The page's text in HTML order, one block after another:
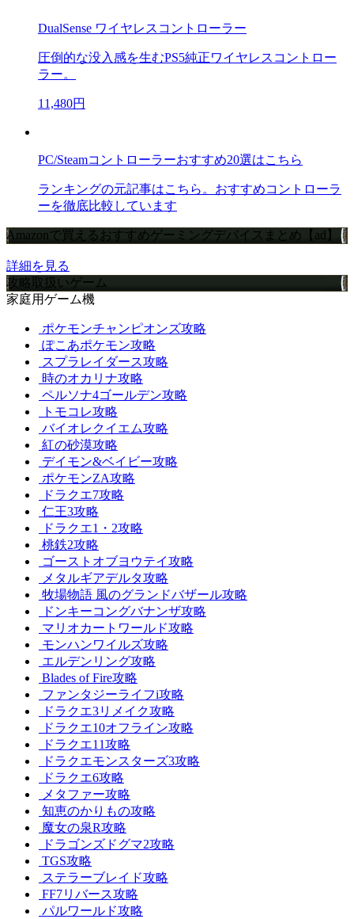
DualSense ワイヤレスコントローラー
圧倒的な没入感を生むPS5純正ワイヤレスコントロー
ラー。
11,480円
PC/Steamコントローラーおすすめ20選はこちら
ランキングの元記事はこちら。おすすめコントローラ
ーを徹底比較しています
Amazonで買えるおすすめゲーミングデバイスまとめ【ad】
詳細を見る
攻略取扱いゲーム
家庭用ゲーム機
ポケモンチャンピオンズ攻略
ぽこあポケモン攻略
スプラレイダース攻略
時のオカリナ攻略
ペルソナ4ゴールデン攻略
トモコレ攻略
バイオレクイエム攻略
紅の砂漠攻略
デイモン&ベイビー攻略
ポケモンZA攻略
ドラクエ7攻略
仁王3攻略
ドラクエ1・2攻略
桃鉄2攻略
ゴーストオブヨウテイ攻略
メタルギアデルタ攻略
牧場物語 風のグランドバザール攻略
ドンキーコングバナンザ攻略
マリオカートワールド攻略
モンハンワイルズ攻略
エルデンリング攻略
Blades of Fire攻略
ファンタジーライフi攻略
ドラクエ3リメイク攻略
ドラクエ10オフライン攻略
ドラクエ11攻略
ドラクエモンスターズ3攻略
ドラクエ6攻略
メタファー攻略
知恵のかりもの攻略
魔女の泉R攻略
ドラゴンズドグマ2攻略
TGS攻略
ステラーブレイド攻略
FF7リバース攻略
パルワールド攻略